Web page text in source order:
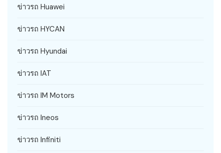
ข่าวรถ Huawei
ข่าวรถ HYCAN
ข่าวรถ Hyundai
ข่าวรถ IAT
ข่าวรถ IM Motors
ข่าวรถ Ineos
ข่าวรถ Infiniti